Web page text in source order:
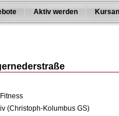
Aktiv werden
(Christoph-Kolumbus GS)